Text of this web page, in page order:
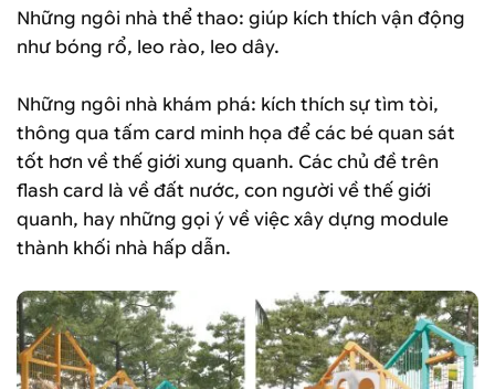
Những ngôi nhà thể thao: giúp kích thích vận động
như bóng rổ, leo rào, leo dây.
Những ngôi nhà khám phá: kích thích sự tìm tòi,
thông qua tấm card minh họa để các bé quan sát
tốt hơn về thế giới xung quanh. Các chủ đề trên
flash card là về đất nước, con người về thế giới
quanh, hay những gọi ý về việc xây dựng module
thành khối nhà hấp dẫn.